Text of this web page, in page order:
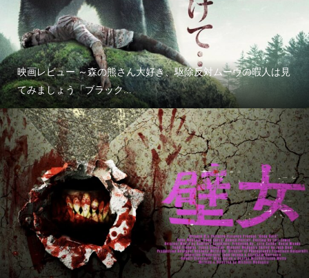
映画レビュー ～森の熊さん大好き、駆除反対ムーヴの暇人は見
てみましょう「ブラック...